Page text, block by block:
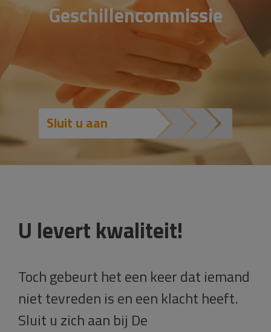
Geschillencommissie
Sluit u aan
U levert kwaliteit!
Toch gebeurt het een keer dat iemand
niet tevreden is en een klacht heeft.
Sluit u zich aan bij De